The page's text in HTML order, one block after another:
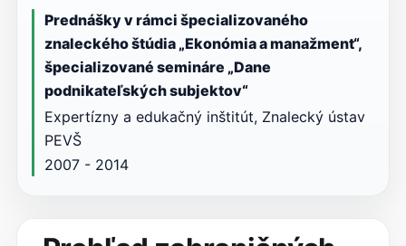
Prednášky v rámci špecializovaného
znaleckého štúdia „Ekonómia a manažment“,
špecializované semináre „Dane
podnikateľských subjektov“
Expertízny a edukačný inštitút, Znalecký ústav
PEVŠ
2007 - 2014